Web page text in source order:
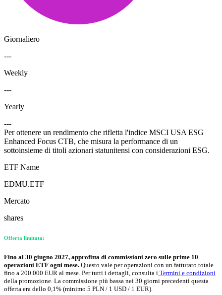
Giornaliero
---
Weekly
---
Yearly
---
Per ottenere un rendimento che rifletta l'indice MSCI USA ESG
Enhanced Focus CTB, che misura la performance di un
sottoinsieme di titoli azionari statunitensi con considerazioni ESG.
ETF Name
EDMU.ETF
Mercato
shares
Offerta limitata:
Fino al 30 giugno 2027, approfitta di commissioni zero sulle prime 10
operazioni ETF ogni mese. Questo vale per operazioni con un fatturato totale
fino a 200.000 EUR al mese. Per tutti i dettagli, consulta i Termini e condizioni
della promozione. La commissione più bassa nei 30 giorni precedenti questa
offerta era dello 0,1% (minimo 5 PLN / 1 USD / 1 EUR).